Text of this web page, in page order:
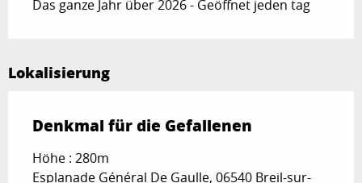
Das ganze Jahr über 2026 - Geöffnet jeden tag
Lokalisierung
Denkmal für die Gefallenen
Höhe : 280m
Esplanade Général De Gaulle, 06540 Breil-sur-